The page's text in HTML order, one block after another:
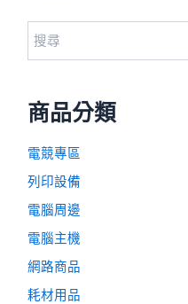
商品分類
電競專區
列印設備
電腦周邊
電腦主機
網路商品
耗材用品